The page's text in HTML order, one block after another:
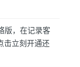
版，在记录客
击立刻开通还